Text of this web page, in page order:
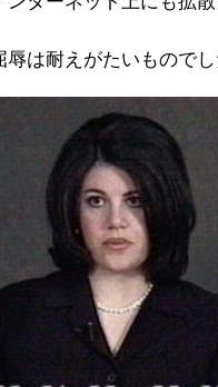
は耐えがたいものでし